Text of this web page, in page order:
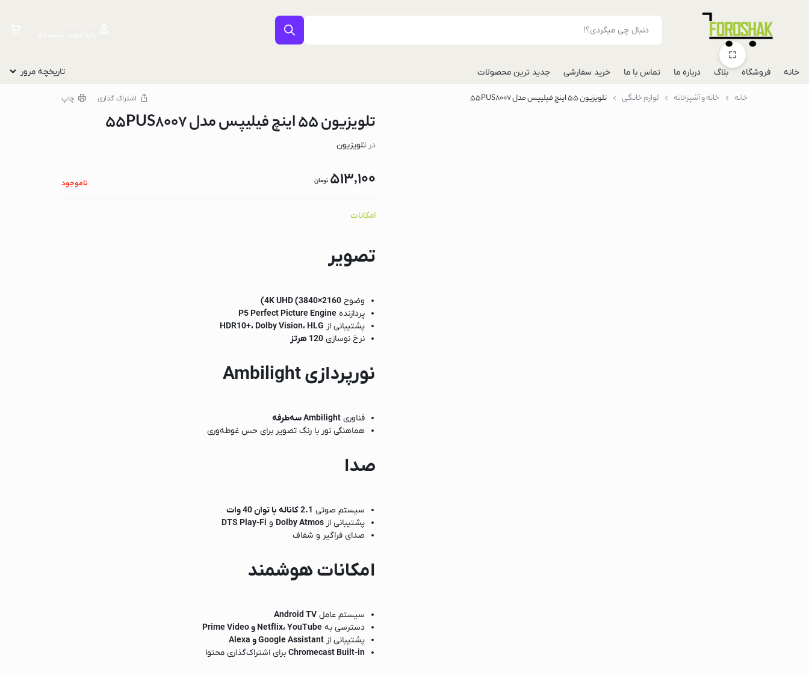
خانه فروشگاه بلاگ درباره ما تماس با ما خرید سفارشی جدید ترین محصولات تاریخچه مرور
خانه خانه و آشپزخانه لوازم خانگی تلویزیون 55 اینچ فیلیپس مدل 55PUS8007 اشتراک گذاری چاپ
تلویزیون 55 اینچ فیلیپس مدل 55PUS8007
درتلویزیون
513,100 تومان ناموجود
امکانات
تصویر
وضوح4K UHD (3840×2160)
پردازندهP5 Perfect Picture Engine
پشتیبانی از HDR10+، Dolby Vision، HLG
نرخ نوسازی120 هرتز
نورپردازی Ambilight
فناوریAmbilight سه‌طرفه
هماهنگی نور با رنگ تصویر برای حس غوطه‌وری
صدا
سیستم صوتی 2.1 کاناله با توان 40 وات
پشتیبانی ازDolby Atmos و DTS Play-Fi
صدای فراگیر و شفاف
امکانات هوشمند
سیستم عاملAndroid TV
دسترسی بهNetflix، YouTube و Prime Video
پشتیبانی ازGoogle Assistant و Alexa
Chromecast Built-in برای اشتراک‌گذاری محتوا